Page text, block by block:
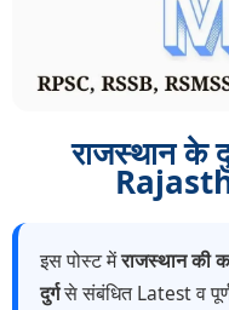
राजस्थान के
इस पोस्ट मेंराजस्थान की
दुर्गसे संबंधित Latest व